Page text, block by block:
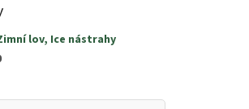
Zimní lov, Ice nástrahy